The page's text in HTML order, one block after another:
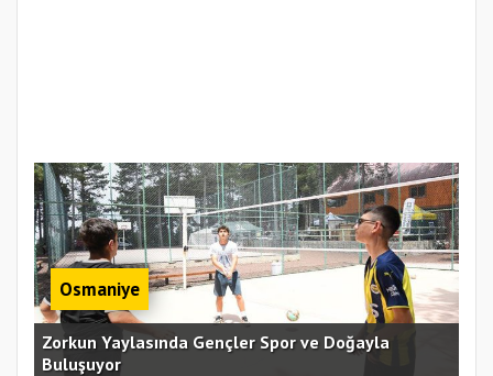
Osmaniye
Zorkun Yaylasında Gençler Spor ve Doğayla
Buluşuyor